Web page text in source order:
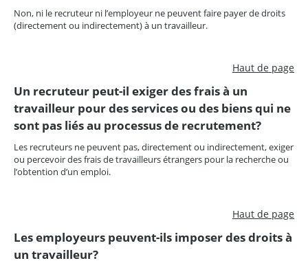
Non, ni le recruteur ni l’employeur ne peuvent faire payer de droits
(directement ou indirectement) à un travailleur.
Haut de page
Un recruteur peut-il exiger des frais à un
travailleur pour des services ou des biens qui ne
sont pas liés au processus de recrutement?
Les recruteurs ne peuvent pas, directement ou indirectement, exiger
ou percevoir des frais de travailleurs étrangers pour la recherche ou
l’obtention d’un emploi.
Haut de page
Les employeurs peuvent-ils imposer des droits à
un travailleur?